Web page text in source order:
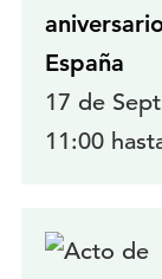
España
17 de
11:00